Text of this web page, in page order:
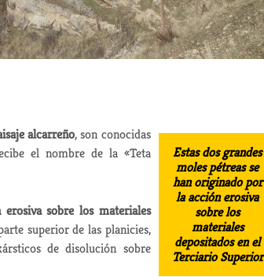
alcarreño,
Estas dos grandes
moles pétreas se
han originado por
la acción erosiva
sobre los
materiales
depositados en el
Terciario Superior
son conocidas
el nombre de la «Teta
sobre los materiales
superior de las planicies,
de disolución sobre